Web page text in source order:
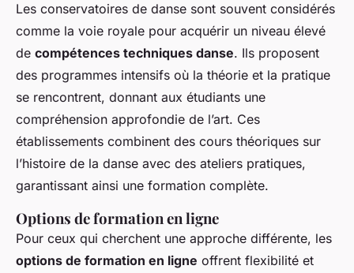
Les conservatoires de danse sont souvent considérés
comme la voie royale pour acquérir un niveau élevé
de compétences techniques danse. Ils proposent
des programmes intensifs où la théorie et la pratique
se rencontrent, donnant aux étudiants une
compréhension approfondie de l’art. Ces
établissements combinent des cours théoriques sur
l’histoire de la danse avec des ateliers pratiques,
garantissant ainsi une formation complète.
Options de formation en ligne
Pour ceux qui cherchent une approche différente, les
options de formation en ligne offrent flexibilité et